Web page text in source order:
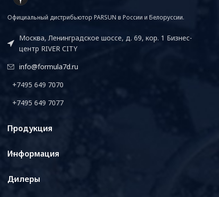
Официальный дистрибьютор PARSUN в России и Белоруссии.
Москва, Ленинградское шоссе, д. 69, кор. 1 Бизнес-
центр RIVER CITY
info@formula7d.ru
+7495 649 7070
+7495 649 7077
Продукция
Информация
Дилеры